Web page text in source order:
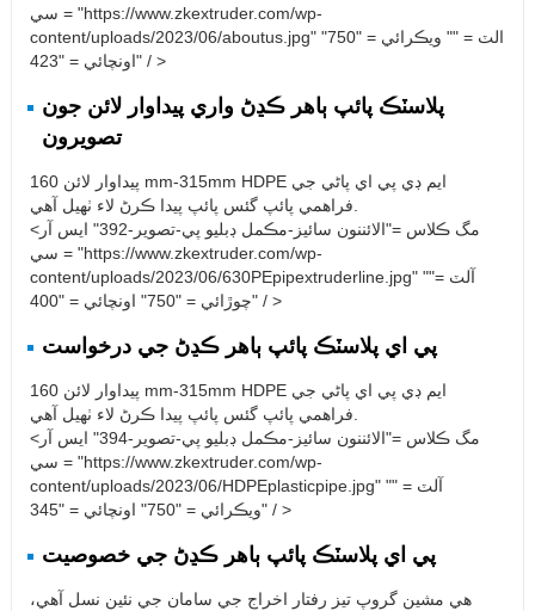
سي = "https://www.zkextruder.com/wp-
content/uploads/2023/06/aboutus.jpg" الٽ = "" ويڪرائي = "750"
اونچائي = "423" / >
پلاسٽڪ پائپ ٻاهر ڪڍڻ واري پيداوار لائن جون
تصويرون
پيداوار لائن 160 mm-315mm HDPE ايم ڊي پي اي پاڻي جي
<مگ ڪلاس ="الائننون سائيز-مڪمل ڊبليو پي-تصوير-392" ايس آر
سي = "https://www.zkextruder.com/wp-
content/uploads/2023/06/630PEpipextruderline.jpg" آلٽ =""
چوڙائي = "750" اونچائي = "400" / >
پي اي پلاسٽڪ پائپ ٻاهر ڪڍڻ جي درخواست
پيداوار لائن 160 mm-315mm HDPE ايم ڊي پي اي پاڻي جي
<مگ ڪلاس ="الائننون سائيز-مڪمل ڊبليو پي-تصوير-394" ايس آر
سي = "https://www.zkextruder.com/wp-
content/uploads/2023/06/HDPEplasticpipe.jpg" آلٽ = ""
ويڪرائي = "750" اونچائي = "345" / >
پي اي پلاسٽڪ پائپ ٻاهر ڪڍڻ جي خصوصيت
هي مشين گروپ تيز رفتار اخراج جي سامان جي نئين نسل آهي،